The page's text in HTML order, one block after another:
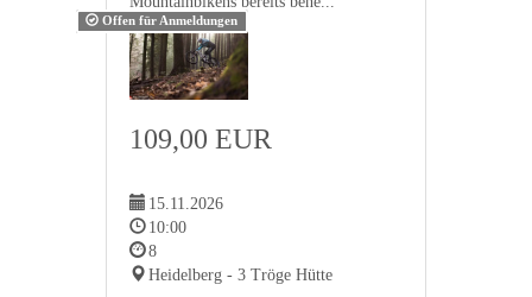
Offen für Anmeldungen
109,00 EUR
15.11.2026
10:00
8
Heidelberg - 3 Tröge Hütte